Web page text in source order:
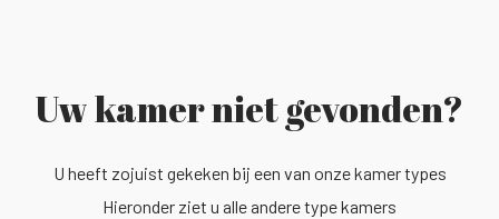
Uw kamer niet gevonden?
U heeft zojuist gekeken bij een van onze kamer types
Hieronder ziet u alle andere type kamers